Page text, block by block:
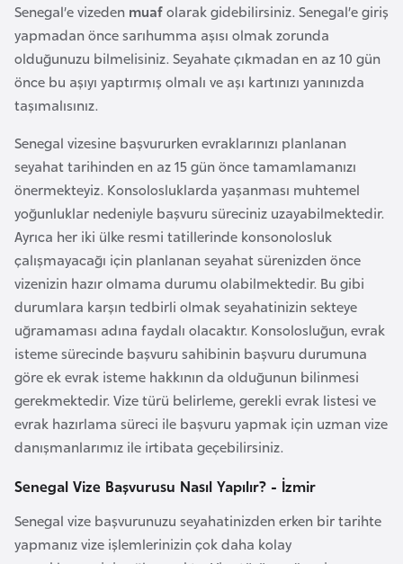
Senegal’e vizeden muafolarak gidebilirsiniz. Senegal’e giriş
yapmadan önce sarıhumma aşısı olmak zorunda
olduğunuzu bilmelisiniz. Seyahate çıkmadan en az 10 gün
önce bu aşıyı yaptırmış olmalı ve aşı kartınızı yanınızda
taşımalısınız.
Senegal vizesine başvururken evraklarınızı planlanan
seyahat tarihinden en az 15 gün önce tamamlamanızı
önermekteyiz. Konsolosluklarda yaşanması muhtemel
yoğunluklar nedeniyle başvuru süreciniz uzayabilmektedir.
Ayrıca her iki ülke resmi tatillerinde konsonolosluk
çalışmayacağı için planlanan seyahat sürenizden önce
vizenizin hazır olmama durumu olabilmektedir. Bu gibi
durumlara karşın tedbirli olmak seyahatinizin sekteye
uğramaması adına faydalı olacaktır. Konsolosluğun, evrak
isteme sürecinde başvuru sahibinin başvuru durumuna
göre ek evrak isteme hakkının da olduğunun bilinmesi
gerekmektedir. Vize türü belirleme, gerekli evrak listesi ve
evrak hazırlama süreci ile başvuru yapmak için uzman vize
danışmanlarımız ile irtibata geçebilirsiniz.
Senegal Vize Başvurusu Nasıl Yapılır? - İzmir
Senegal vize başvurunuzu seyahatinizden erken bir tarihte
yapmanız vize işlemlerinizin çok daha kolay
e
u
l
g
a
r
i
s
t
a
n
k
n
a